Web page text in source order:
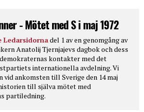
- Mötet med S i maj 1972
Ledarsidornadel 1 av en genomgång av
Anatolij Tjernjajevs dagbok och dess
kontakter med det
internationella avdelning. Vi
vid ankomsten till Sverige den 14 maj
till själva mötet med
partiledning.